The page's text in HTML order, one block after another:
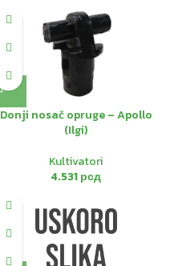
Donji nosač opruge – Apollo
(Ilgi)
Kultivatori
4.531рсд